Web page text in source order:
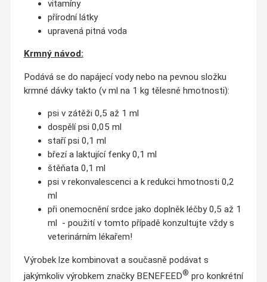
vitamíny
přírodní látky
upravená pitná voda
Krmný návod:
Podává se do napájecí vody nebo na pevnou složku
krmné dávky takto (v ml na 1 kg tělesné hmotnosti):
psi v zátěži 0,5 až 1 ml
dospělí psi 0,05 ml
staří psi 0,1 ml
březí a laktující fenky 0,1 ml
štěňata 0,1 ml
psi v rekonvalescenci a k redukci hmotnosti 0,2
ml
při onemocnění srdce jako doplněk léčby 0,5 až 1
ml - použití v tomto případě konzultujte vždy s
veterinárním lékařem!
Výrobek lze kombinovat a současně podávat s
jakýmkoliv výrobkem značky BENEFEED® pro konkrétní